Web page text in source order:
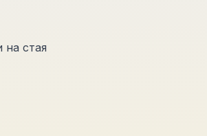
на стая